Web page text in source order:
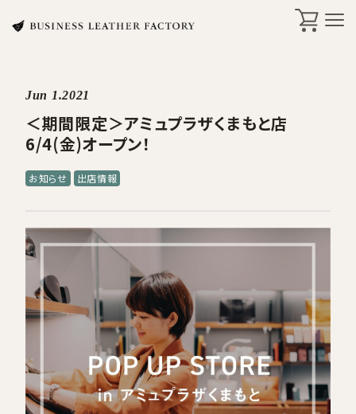
search
商品一覧
ケア・修理
店舗一覧
採用情報
Jun 1.2021
＜期間限定＞アミュプラザくまもと店
6/4(金)オープン！
お知らせ 出店情報